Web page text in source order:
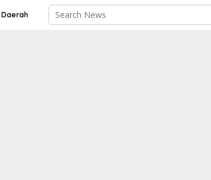
Daerah